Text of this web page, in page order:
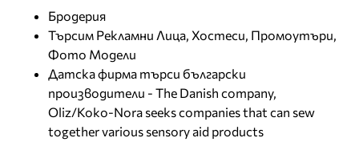
Бродерия
Търсим Рекламни Лица, Хостеси, Промоутъри,
Фото Модели
Датска фирма търси български
производители - The Danish company,
Oliz/Koko-Nora seeks companies that can sew
together various sensory aid products